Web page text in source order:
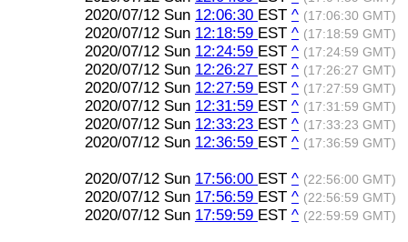
2020/07/12 Sun 12:06:30 EST ^ (17:06:30 GMT)
2020/07/12 Sun 12:18:59 EST ^ (17:18:59 GMT)
2020/07/12 Sun 12:24:59 EST ^ (17:24:59 GMT)
2020/07/12 Sun 12:26:27 EST ^ (17:26:27 GMT)
2020/07/12 Sun 12:27:59 EST ^ (17:27:59 GMT)
2020/07/12 Sun 12:31:59 EST ^ (17:31:59 GMT)
2020/07/12 Sun 12:33:23 EST ^ (17:33:23 GMT)
2020/07/12 Sun 12:36:59 EST ^ (17:36:59 GMT)
2020/07/12 Sun 17:56:00 EST ^ (22:56:00 GMT)
2020/07/12 Sun 17:56:59 EST ^ (22:56:59 GMT)
2020/07/12 Sun 17:59:59 EST ^ (22:59:59 GMT)